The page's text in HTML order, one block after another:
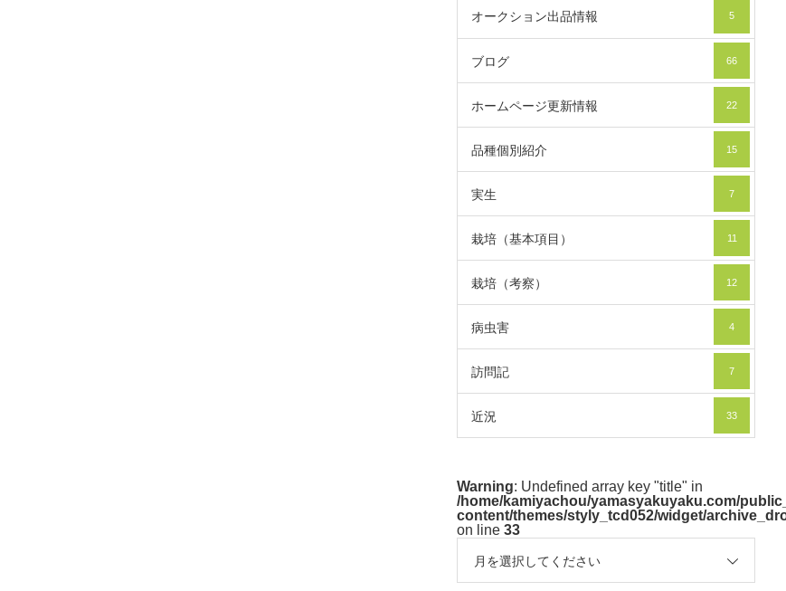
オークション出品情報 5
ブログ 66
ホームページ更新情報 22
品種個別紹介 15
実生 7
栽培（基本項目） 11
栽培（考察） 12
病虫害 4
訪問記 7
近況 33
Warning: Undefined array key "title" in
/home/kamiyachou/yamasyakuyaku.com/
content/themes/styly_tcd052/widget/
on line 33
月を選択してください